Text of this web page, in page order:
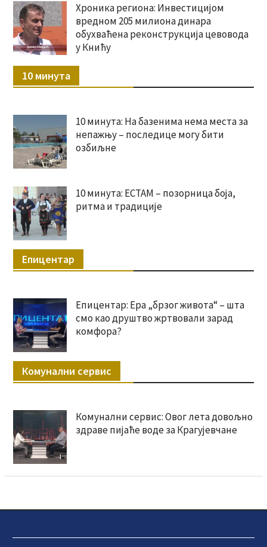
Хроника региона: Инвестицијом
вредном 205 милиона динара
обухваћена реконструкција цевовода
у Книћу
10 минута
10 минута: На базенима нема места за
непажњу – последице могу бити
озбиљне
10 минута: ЕСТАМ – позорница боја,
ритма и традиције
Епицентар
Епицентар: Ера „брзог живота“ – шта
смо као друштво жртвовали зарад
комфора?
Комунални сервис
Комунални сервис: Овог лета довољно
здраве пијаће воде за Крагујевчане